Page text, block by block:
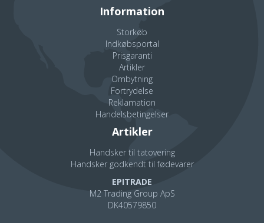
Information
Storkøb
Indkøbsportal
Prisgaranti
Artikler
Ombytning
Fortrydelse
Reklamation
Handelsbetingelser
Artikler
Handsker til tatovering
Handsker godkendt til fødevarer
EPITRADE
M2 Trading Group ApS
DK40579850